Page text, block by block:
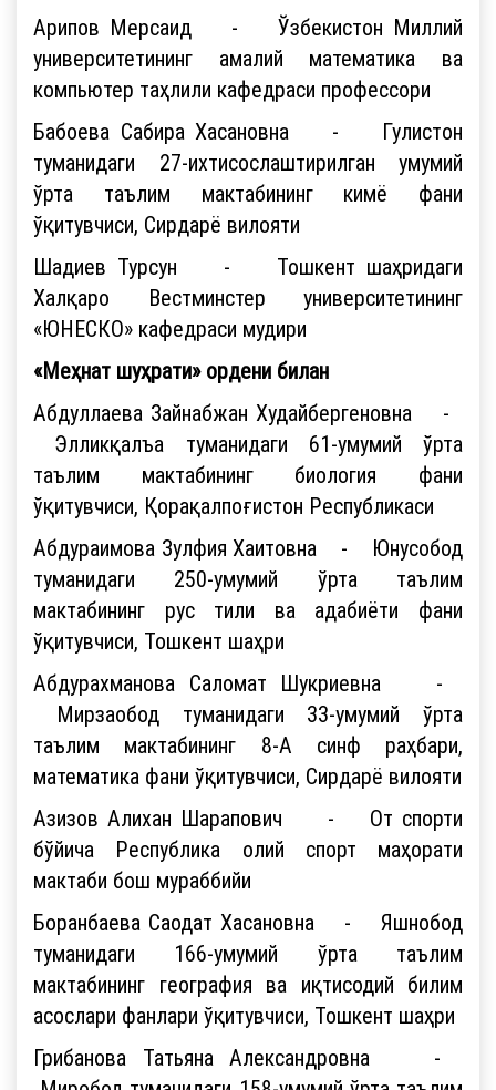
Арипов Мерсаид - Ўзбекистон Миллий
университетининг амалий математика ва
компьютер таҳлили кафедраси профессори
Бабоева Сабира Хасановна - Гулистон
туманидаги 27-ихтисослаштирилган умумий
ўрта таълим мактабининг кимё фани
ўқитувчиси, Сирдарё вилояти
Шадиев Турсун - Тошкент шаҳридаги
Халқаро Вестминстер университетининг
«ЮНЕСКО» кафедраси мудири
«Меҳнат шуҳрати» ордени билан
Абдуллаева Зайнабжан Худайбергеновна -
Элликқалъа туманидаги 61-умумий ўрта
таълим мактабининг биология фани
ўқитувчиси, Қорақалпоғистон Республикаси
Абдураимова Зулфия Хаитовна - Юнусобод
туманидаги 250-умумий ўрта таълим
мактабининг рус тили ва адабиёти фани
ўқитувчиси, Тошкент шаҳри
Абдурахманова Саломат Шукриевна -
Мирзаобод туманидаги 33-умумий ўрта
таълим мактабининг 8-А синф раҳбари,
математика фани ўқитувчиси, Сирдарё вилояти
Азизов Алихан Шарапович - От спорти
бўйича Республика олий спорт маҳорати
мактаби бош мураббийи
Боранбаева Саодат Хасановна - Яшнобод
туманидаги 166-умумий ўрта таълим
мактабининг география ва иқтисодий билим
асослари фанлари ўқитувчиси, Тошкент шаҳри
Грибанова Татьяна Александровна -